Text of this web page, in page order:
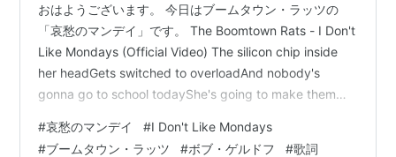
おはようございます。 今日はブームタウン・ラッツの
「哀愁のマンデイ」です。 The Boomtown Rats - I Don't
Like Mondays (Official Video) The silicon chip inside
her headGets switched to overloadAnd nobody's
gonna go to school todayShe's going to make them
always said she was as good as goldAnd …
#哀愁のマンデイ #I Don't Like Mondays
#ブームタウン・ラッツ #ボブ・ゲルドフ #歌詞